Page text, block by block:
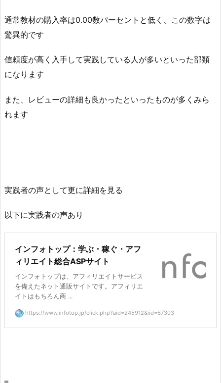
通常教材の購入率は0.00数パーセントと低く、この数字は
驚異的です
信頼度が高く入手して実践している人が多いといった部類
になります
また、レビューの詳細も良かったといったものが多くみら
れます
実践者の声として更に詳細を見る
以下に実践者の声あり
インフォトップ：学ぶ・稼ぐ・アフ
ィリエイト総合ASPサイト
インフォトップは、アフィリエイトサービス
を備えたネット通販サイトです。アフィリエ
イトはもちろん商 ...
https://www.infotop.jp/click.php?aid=245912&iid=67303